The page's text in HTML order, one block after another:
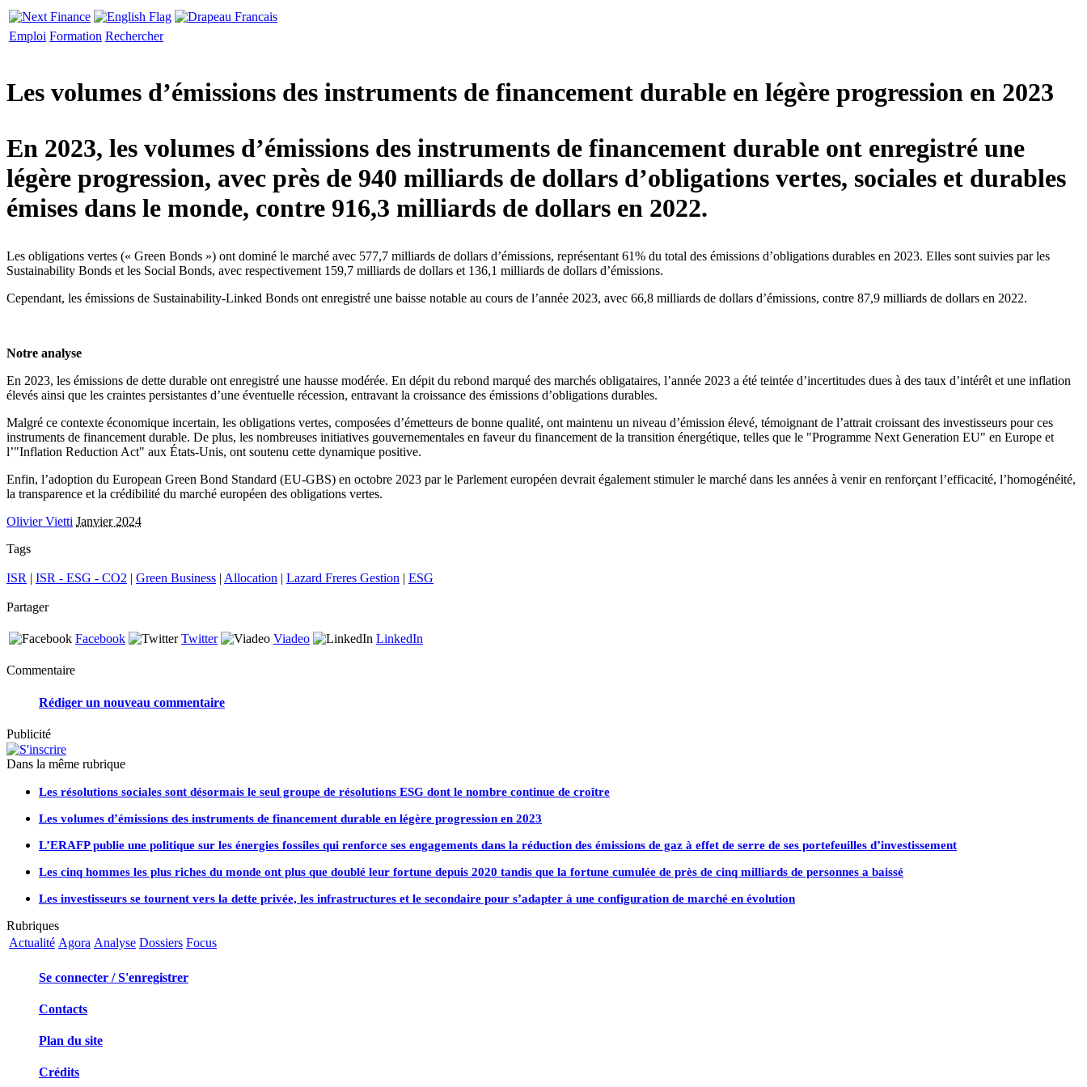
Emploi Formation Rechercher
Les volumes d’émissions des instruments de financement durable en légère progression en 2023
En 2023, les volumes d’émissions des instruments de financement durable ont enregistré une
légère progression, avec près de 940 milliards de dollars d’obligations vertes, sociales et durables
émises dans le monde, contre 916,3 milliards de dollars en 2022.
Les obligations vertes (« Green Bonds ») ont dominé le marché avec 577,7 milliards de dollars d’émissions, représentant 61% du total des émissions d’obligations durables en 2023. Elles sont suivies par les
Sustainability Bonds et les Social Bonds, avec respectivement 159,7 milliards de dollars et 136,1 milliards de dollars d’émissions.
Cependant, les émissions de Sustainability-Linked Bonds ont enregistré une baisse notable au cours de l’année 2023, avec 66,8 milliards de dollars d’émissions, contre 87,9 milliards de dollars en 2022.
Notre analyse
En 2023, les émissions de dette durable ont enregistré une hausse modérée. En dépit du rebond marqué des marchés obligataires, l’année 2023 a été teintée d’incertitudes dues à des taux d’intérêt et une inflation
élevés ainsi que les craintes persistantes d’une éventuelle récession, entravant la croissance des émissions d’obligations durables.
Malgré ce contexte économique incertain, les obligations vertes, composées d’émetteurs de bonne qualité, ont maintenu un niveau d’émission élevé, témoignant de l’attrait croissant des investisseurs pour ces
instruments de financement durable. De plus, les nombreuses initiatives gouvernementales en faveur du financement de la transition énergétique, telles que le "Programme Next Generation EU" en Europe et
l’"Inflation Reduction Act" aux États-Unis, ont soutenu cette dynamique positive.
Enfin, l’adoption du European Green Bond Standard (EU-GBS) en octobre 2023 par le Parlement européen devrait également stimuler le marché dans les années à venir en renforçant l’efficacité, l’homogénéité,
la transparence et la crédibilité du marché européen des obligations vertes.
Olivier Vietti Janvier 2024
Tags
ISR | ISR - ESG - CO2 | Green Business | Allocation | Lazard Freres Gestion | ESG
Partager
Facebook Twitter Viadeo LinkedIn
Commentaire
Rédiger un nouveau commentaire
Publicité
Dans la même rubrique
Les résolutions sociales sont désormais le seul groupe de résolutions ESG dont le nombre continue de croître
Les volumes d’émissions des instruments de financement durable en légère progression en 2023
L’ERAFP publie une politique sur les énergies fossiles qui renforce ses engagements dans la réduction des émissions de gaz à effet de serre de ses portefeuilles d’investissement
Les cinq hommes les plus riches du monde ont plus que doublé leur fortune depuis 2020 tandis que la fortune cumulée de près de cinq milliards de personnes a baissé
Les investisseurs se tournent vers la dette privée, les infrastructures et le secondaire pour s’adapter à une configuration de marché en évolution
Rubriques
Actualité Agora Analyse Dossiers Focus
Se connecter / S'enregistrer
Contacts
Plan du site
Crédits